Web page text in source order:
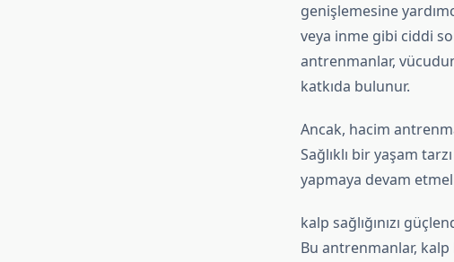
genişlemesine
veya inme gibi ciddi
antrenmanlar,
katkıda bulunur.
Ancak, hacim
Sağlıklı bir yaşam
yapmaya devam
kalp sağlığınızı
Bu antrenmanlar, kalp